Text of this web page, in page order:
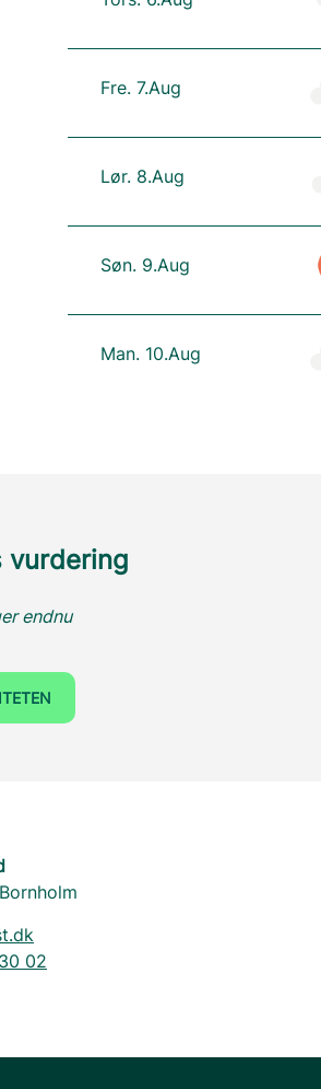
Fre. 7.Aug
Lør. 8.Aug
Søn. 9.Aug
Man. 10.Aug
vurdering
endnu
02